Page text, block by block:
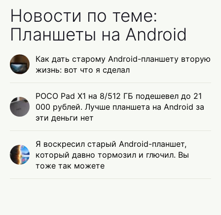
Новости по теме:
Планшеты на Android
Как дать старому Android-планшету вторую
жизнь: вот что я сделал
POCO Pad X1 на 8/512 ГБ подешевел до 21
000 рублей. Лучше планшета на Android за
эти деньги нет
Я воскресил старый Android-планшет,
который давно тормозил и глючил. Вы
тоже так можете